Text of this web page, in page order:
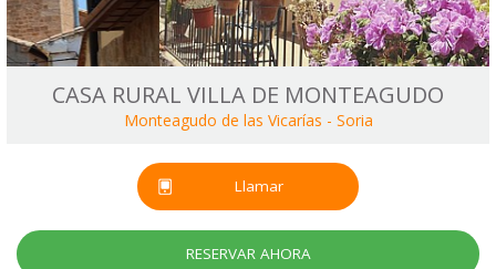
CASA RURAL VILLA DE MONTEAGUDO
Monteagudo de las Vicarías - Soria
Llamar
RESERVAR AHORA